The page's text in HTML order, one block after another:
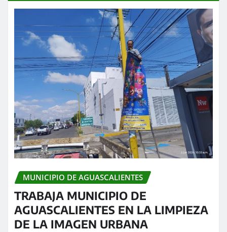
MUNICIPIO DE AGUASCALIENTES
TRABAJA MUNICIPIO DE
AGUASCALIENTES EN LA LIMPIEZA
DE LA IMAGEN URBANA